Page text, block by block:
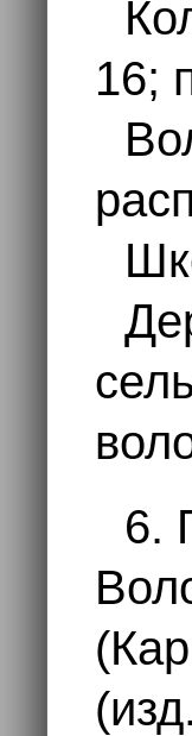
16;
6.